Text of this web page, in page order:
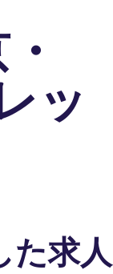
ッ
た求人